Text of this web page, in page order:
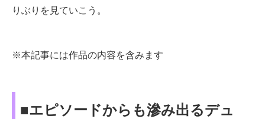
りぶりを見ていこう。
※本記事には作品の内容を含みます
■エピソードからも滲み出るデュ